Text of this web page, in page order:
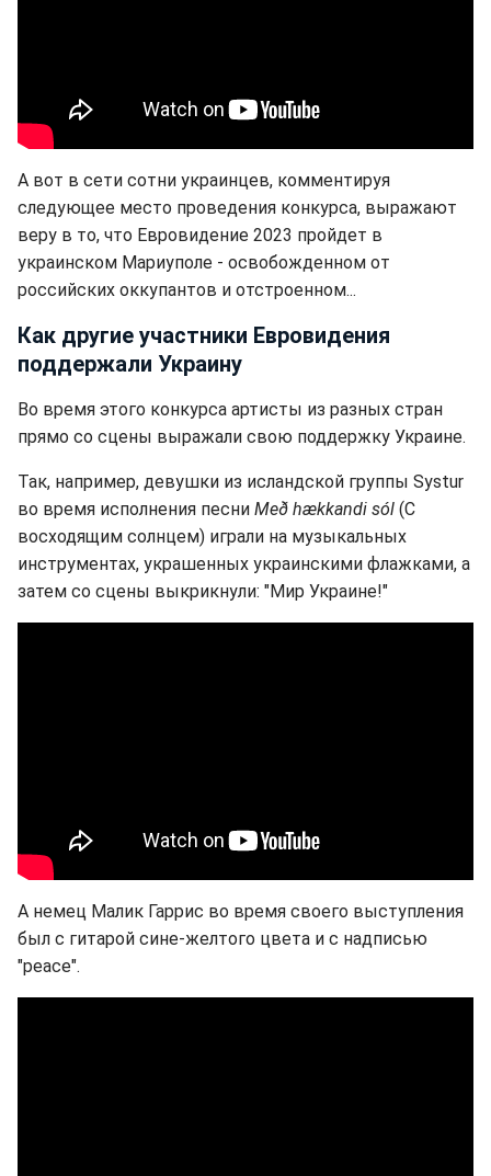
А вот в сети сотни украинцев, комментируя
следующее место проведения конкурса, выражают
веру в то, что Евровидение 2023 пройдет в
украинском Мариуполе - освобожденном от
российских оккупантов и отстроенном...
Как другие участники Евровидения
поддержали Украину
Во время этого конкурса артисты из разных стран
прямо со сцены выражали свою поддержку Украине.
Так, например, девушки из исландской группы Systur
во время исполнения песни Með hækkandi sól (С
восходящим солнцем) играли на музыкальных
инструментах, украшенных украинскими флажками, а
затем со сцены выкрикнули: "Мир Украине!"
А немец Малик Гаррис во время своего выступления
был с гитарой сине-желтого цвета и с надписью
"peace".